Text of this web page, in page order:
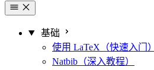
基础
使用 LaTeX（快速入门）
Natbib（深入教程）